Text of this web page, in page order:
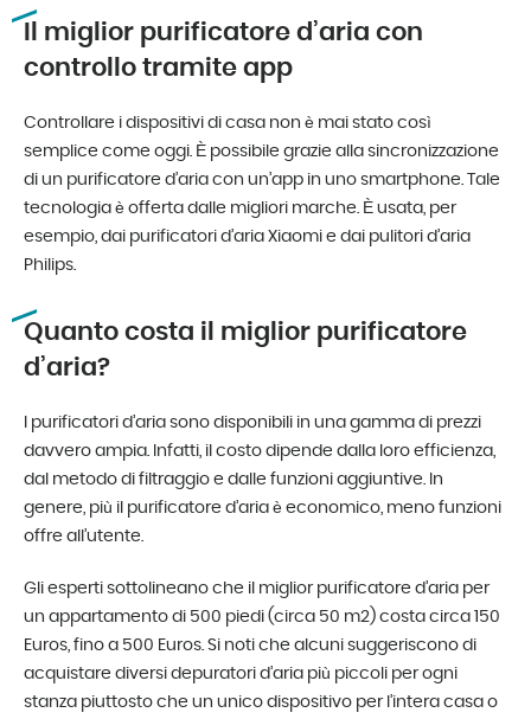
Il miglior purificatore d’aria con
controllo tramite app
Controllare i dispositivi di casa non è mai stato così
semplice come oggi. È possibile grazie alla sincronizzazione
di un purificatore d’aria con un’app in uno smartphone. Tale
tecnologia è offerta dalle migliori marche. È usata, per
esempio, dai purificatori d’aria Xiaomi e dai pulitori d’aria
Philips.
Quanto costa il miglior purificatore
d’aria?
I purificatori d’aria sono disponibili in una gamma di prezzi
davvero ampia. Infatti, il costo dipende dalla loro efficienza,
dal metodo di filtraggio e dalle funzioni aggiuntive. In
genere, più il purificatore d’aria è economico, meno funzioni
offre all’utente.
Gli esperti sottolineano che il miglior purificatore d’aria per
un appartamento di 500 piedi (circa 50 m2) costa circa 150
Euros, fino a 500 Euros. Si noti che alcuni suggeriscono di
acquistare diversi depuratori d’aria più piccoli per ogni
stanza piuttosto che un unico dispositivo per l’intera casa o